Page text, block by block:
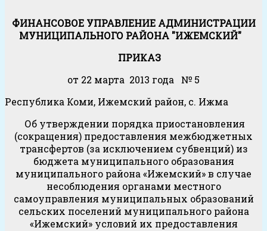
ФИНАНСОВОЕ УПРАВЛЕНИЕ АДМИНИСТРАЦИИ
МУНИЦИПАЛЬНОГО РАЙОНА "ИЖЕМСКИЙ"
ПРИКАЗ
от 22 марта 2013 года № 5
Республика Коми, Ижемский район, с. Ижма
Об утверждении порядка приостановления
(сокращения) предоставления межбюджетных
трансфертов (за исключением субвенций) из
бюджета муниципального образования
муниципального района «Ижемский» в случае
несоблюдения органами местного
самоуправления муниципальных образований
сельских поселений муниципального района
«Ижемский» условий их предоставления